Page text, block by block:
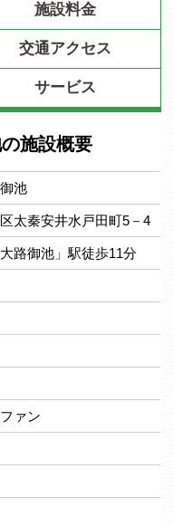
施設料金
交通アクセス
サービス
施設概要
池
太秦安井水戸田町5－4
路御池」駅徒歩11分
ァン